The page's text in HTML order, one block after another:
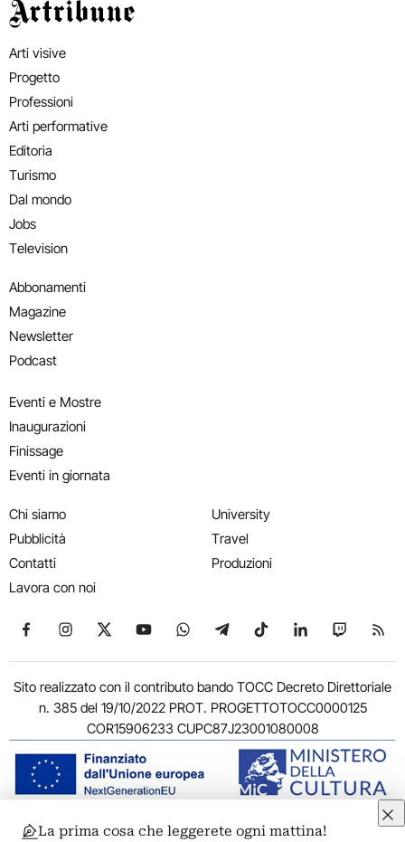
Artribune
Arti visive
Progetto
Professioni
Arti performative
Editoria
Turismo
Dal mondo
Jobs
Television
Abbonamenti
Magazine
Newsletter
Podcast
Eventi e Mostre
Inaugurazioni
Finissage
Eventi in giornata
Chi siamo
Pubblicità
Contatti
Lavora con noi
University
Travel
Produzioni
Seguici su Facebook
Seguici su Instagram
Seguici su X
Seguici su YouTube
Seguici su WhatsApp
Seguici su Telegram
Seguici su TikTok
Seguici su
Seguici
Sito realizzato con il contributo bando TOCC Decreto Direttoriale
n. 385 del 19/10/2022 PROT. PROGETTOTOCC0000125
COR15906233 CUPC87J23001080008
© 2011-2026 ARTRIBUNE srl – Corso Vittorio Emanuele II, 287 –
La prima cosa che leggerete ogni mattina!